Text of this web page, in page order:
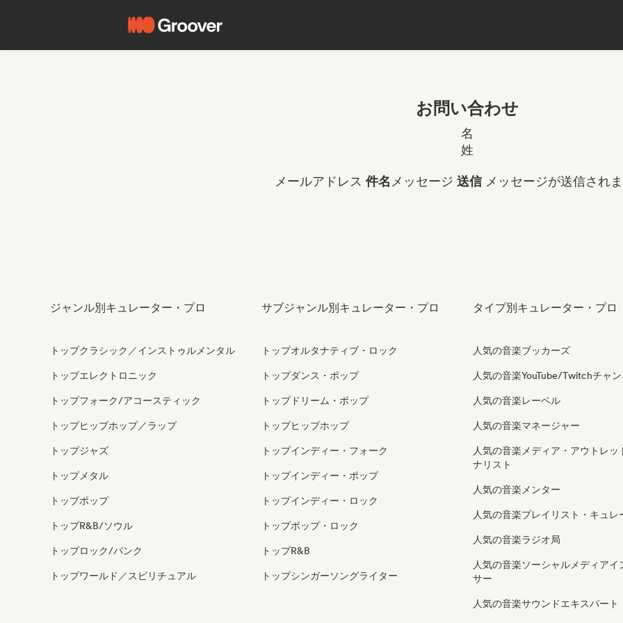
お問い合わせ
名
姓
メールアドレス 件名 メッセージ 送信 メッセージが送信されま
ジャンル別キュレーター・プロ
トップクラシック／インストゥルメンタル
トップエレクトロニック
トップフォーク/アコースティック
トップヒップホップ／ラップ
トップジャズ
トップメタル
トップポップ
トップR&B/ソウル
トップロック/パンク
トップワールド／スピリチュアル
サブジャンル別キュレーター・プロ
トップオルタナティブ・ロック
トップダンス・ポップ
トップドリーム・ポップ
トップヒップホップ
トップインディー・フォーク
トップインディー・ポップ
トップインディー・ロック
トップポップ・ロック
トップR&B
トップシンガーソングライター
タイプ別キュレーター・プロ
人気の音楽ブッカーズ
人気の音楽YouTube/Twitchチャ
人気の音楽レーベル
人気の音楽マネージャー
人気の音楽メディア・アウトレッ
ナリスト
人気の音楽メンター
人気の音楽プレイリスト・キュレ
人気の音楽ラジオ局
人気の音楽ソーシャルメディアイ
サー
人気の音楽サウンドエキスパート